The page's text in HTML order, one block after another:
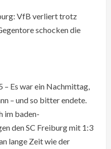
VfB verliert trotz
schocken die
– Es war ein Nachmittag,
– und so bitter endete.
im baden-
den SC Freiburg mit 1:3
lange Zeit wie der